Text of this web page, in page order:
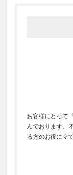
お客様にとって
んでおります。
る方のお役に立